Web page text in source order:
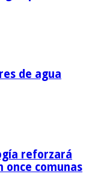
de agua
reforzará
once comunas